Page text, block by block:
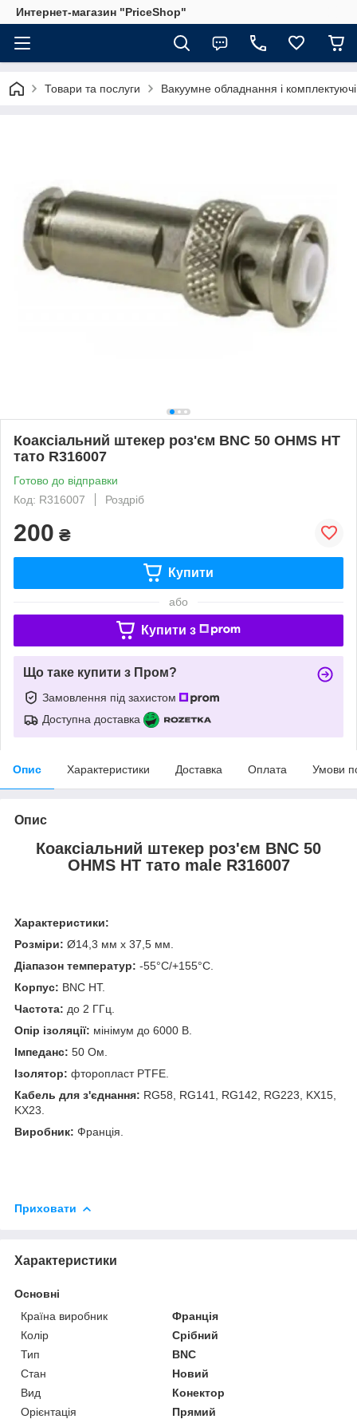
Интернет-магазин "PriceShop"
Товари та послуги Вакуумне обладнання і комплектуючі
Коаксіальний штекер роз'єм BNC 50 OHMS HT
тато R316007
Готово до відправки
Код: R316007
Роздріб
200 ₴
Купити
або
Купити з
Що таке купити з Пром?
Замовлення під захистом
Доступна доставка
Опис Характеристики Доставка Оплата Умови
Опис
Коаксіальний штекер роз'єм BNC 50
OHMS HT тато male R316007
Характеристики:
Розміри: Ø14,3 мм х 37,5 мм.
Діапазон температур: -55°C/+155°C.
Корпус: BNC HT.
Частота: до 2 ГГц.
Опір ізоляції: мінімум до 6000 В.
Імпеданс: 50 Ом.
Ізолятор: фторопласт PTFE.
Кабель для з'єднання: RG58, RG141, RG142, RG223, KX15,
KX23.
Виробник: Франція.
Приховати
Характеристики
Основні
Країна виробник
Франція
Колір
Срібний
Тип
BNC
Стан
Новий
Вид
Конектор
Орієнтація
Прямий